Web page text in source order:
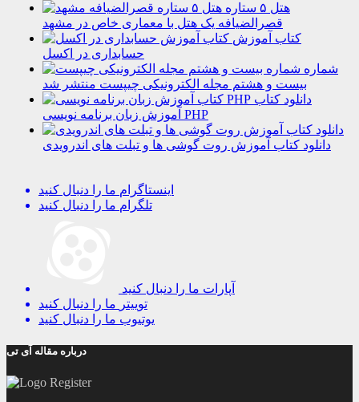
هتل ۵ ستاره
قصرالضیافه یک هتل با معماری خاص در مشهد
کتاب آموزش
حسابداری در اکسل
شماره
بیست و هشتم مجله الکترونیکی چیپست منتشر شد
دانلود کتاب
آموزش زبان برنامه نویسی PHP
دانلود کتاب آموزش روت گوشی ها و تبلت های اندرویدی
اینستاگرام ما را دنبال کنید
تلگرام ما را دنبال کنید
آپارات ما را دنبال کنید
توییتر ما را دنبال کنید
یوتیوب ما را دنبال کنید
درباره مقاله آی تی